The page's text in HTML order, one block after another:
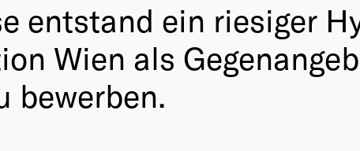
entstand ein riesiger
Wien als
bewerben.